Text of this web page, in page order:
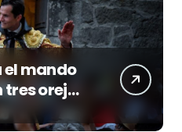
el mando
orejas
de peso